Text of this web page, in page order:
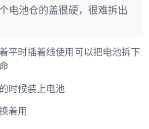
电池仓的盖很硬，很难拆出
平时插着线使用可以把电池拆下
时候装上电池
着用